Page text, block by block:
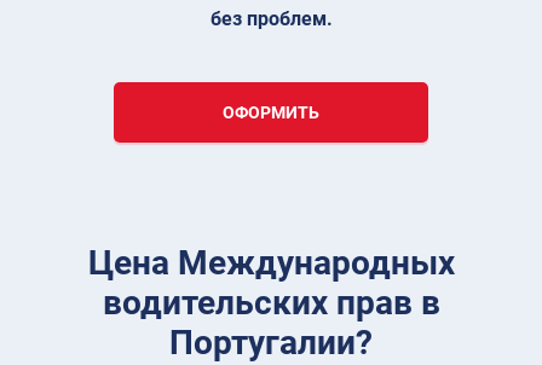
без проблем.
ОФОРМИТЬ
Цена Международных
водительских прав в
Португалии?